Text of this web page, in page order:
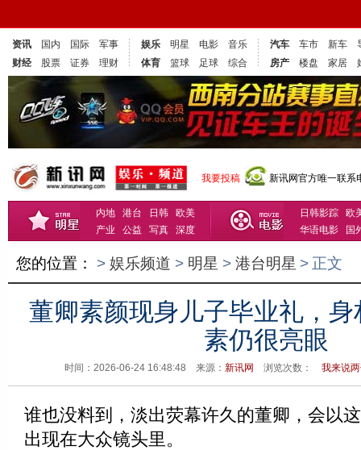
资讯 国内 国际
军事
财经
股票 证券 理财
娱乐 明星 电影
音乐
体育
篮球 足球 综合
汽车 车市 新车
房产
楼盘 家居
我要投稿 新讯网官方唯一联
内地 港台 日韩
欧美
产业
公益 写真 深度
日韩影踪
欧
华语电影
国
您的位置： > 娱乐频道 > 明星 > 港台明星 > 正文
董卿素颜现身儿子毕业礼，
素仍很亮眼
时间：2026-06-24 16:48:48 来源： 新讯网 浏览次数： 我来说
谁也没料到，淡出荧幕许久的董卿，会以
出现在大众镜头里。